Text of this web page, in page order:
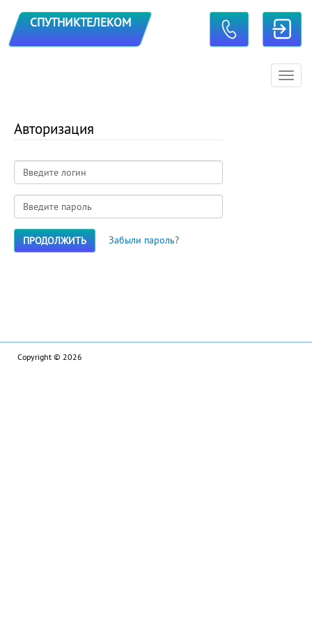
СПУТНИКТЕЛЕКОМ TOGGLE CONTACTS
Авторизация
ПРОДОЛЖИТЬ Забыли пароль?
Copyright © 2026